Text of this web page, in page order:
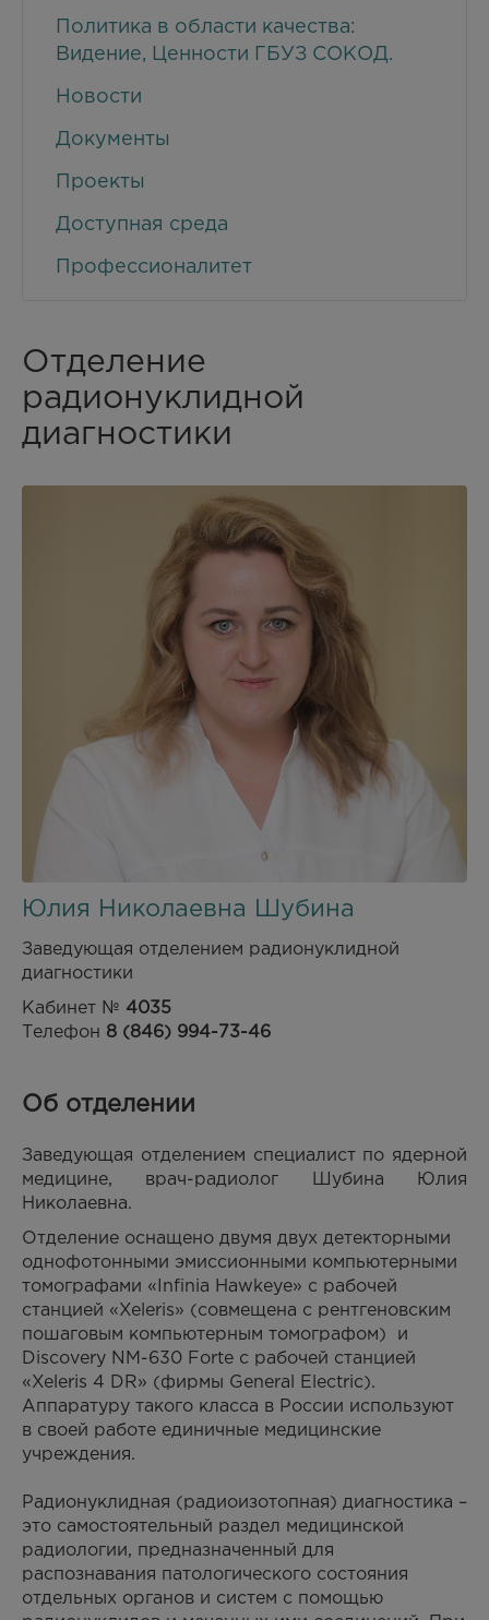
Политика в области качества:
Видение, Ценности ГБУЗ СОКОД.
Новости
Документы
Проекты
Доступная среда
Профессионалитет
Отделение
радионуклидной
диагностики
Юлия Николаевна Шубина
Заведующая отделением радионуклидной
диагностики
Кабинет № 4035
Телефон 8 (846) 994-73-46
Об отделении
Заведующая отделением специалист по ядерной
медицине, врач-радиолог Шубина Юлия
Николаевна.
Отделение оснащено двумя двух детекторными
однофотонными эмиссионными компьютерными
томографами «Infinia Hawkeye» с рабочей
станцией «Xeleris» (совмещена с рентгеновским
пошаговым компьютерным томографом) и
Discovery NM-630 Forte c рабочей станцией
«Xeleris 4 DR» (фирмы General Electric).
Аппаратуру такого класса в России используют
в своей работе единичные медицинские
учреждения.
Радионуклидная (радиоизотопная) диагностика –
это самостоятельный раздел медицинской
радиологии, предназначенный для
распознавания патологического состояния
отдельных органов и систем с помощью